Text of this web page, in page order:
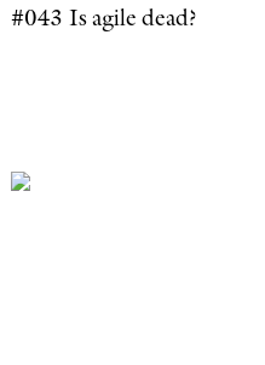
#043 Is agile dead?